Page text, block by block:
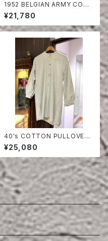
1952 BELGIAN ARMY COTT
ON SHORTS
¥21,780
40's COTTON PULLOVER
SHIRT
¥25,080